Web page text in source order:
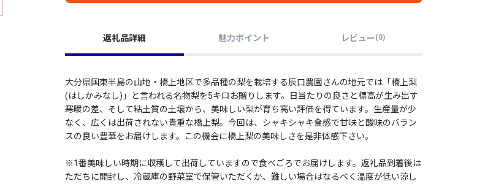
返礼品詳細 魅力ポイント レビュー(0)
大分県国東半島の山地・橋上地区で多品種の梨を栽培する辰口農園さんの地元では「橋上梨
(はしかみなし)」と言われる名物梨を5キロお贈りします。日当たりの良さと標高が生み出す
寒暖の差、そして粘土質の土壌から、美味しい梨が育ち高い評価を得ています。生産量が少
なく、広くは出荷されない貴重な橋上梨。今回は、シャキシャキ食感で甘味と酸味のバラン
スの良い豊華をお届けします。この機会に橋上梨の美味しさを是非体感下さい。
※1番美味しい時期に収穫して出荷していますので食べごろでお届けします。返礼品到着後は
ただちに開封し、冷蔵庫の野菜室で保管いただくか、難しい場合はなるべく温度が低い涼し